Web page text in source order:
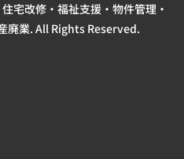
宅改修・福祉支援・物件管理・
廃業. All Rights Reserved.